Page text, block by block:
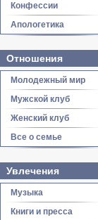
Конфессии
Апологетика
Отношения
Молодежный мир
Мужской клуб
Женский клуб
Все о семье
Увлечения
Музыка
Книги и пресса